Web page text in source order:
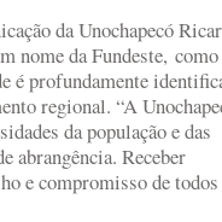
da Unochapecó
nome da Fundeste,
é profundamente
regional. “A
da população e das
abrangência. Receber
e compromisso de